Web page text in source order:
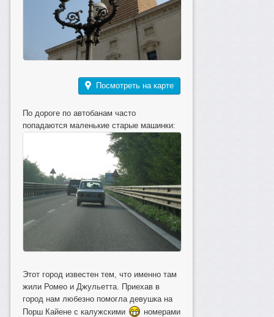
Посмотреть на карте
По дороге по автобанам часто
попадаются маленькие старые машинки:
Этот город известен тем, что именно там
жили Ромео и Джульетта. Приехав в
город нам любезно помогла девушка на
Порш Кайене с калужскими
номерами